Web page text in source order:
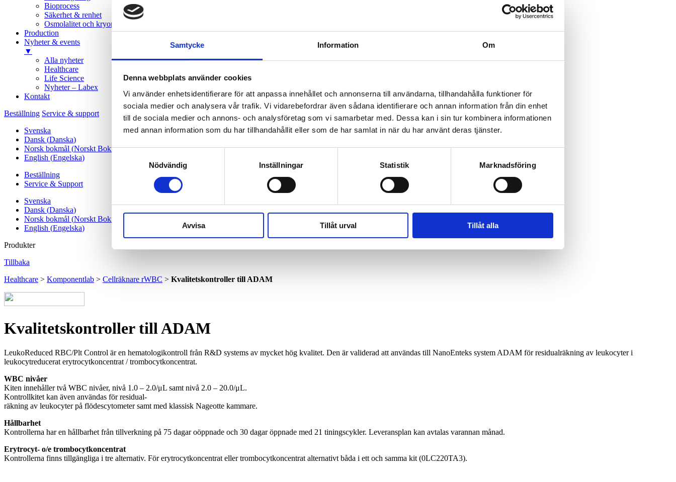
Samtycke Information Om
Denna webbplats använder cookies
Vi använder enhetsidentifierare för att anpassa innehållet och annonserna till användarna, tillhandahålla funktioner för
sociala medier och analysera vår trafik. Vi vidarebefordrar även sådana identifierare och annan information från din enhet
till de sociala medier och annons- och analysföretag som vi samarbetar med. Dessa kan i sin tur kombinera informationen
med annan information som du har tillhandahållit eller som de har samlat in när du har använt deras tjänster.
Samtyckesval
Nödvändig
Inställningar Statistik Marknadsföring
Avvisa Tillåt urval Tillåt alla
Bioprocess
Säkerhet & renhet
Osmolalitet och kryometri
Production
Nyheter & events
▼
Alla nyheter
Healthcare
Life Science
Nyheter – Labex
Kontakt
Beställning Service & support
Svenska
Dansk (Danska)
Norsk bokmål (Norskt Bokmål)
English (Engelska)
Beställning
Service & Support
Svenska
Dansk (Danska)
Norsk bokmål (Norskt Bokmål
English (Engelska)
Produkter
Tillbaka
Healthcare > Komponentlab > Cellräknare rWBC > Kvalitetskontroller till ADAM
Kvalitetskontroller till ADAM
LeukoReduced RBC/Plt Control är en hematologikontroll från R&D systems av mycket hög kvalitet. Den är validerad att användas till NanoEnteks system ADAM för residualräkning av leukocyter i
leukocytreducerat erytrocytkoncentrat / trombocytkoncentrat.
WBC nivåer
Kiten innehåller två WBC nivåer, nivå 1.0 – 2.0/μL samt nivå 2.0 – 20.0/μL.
Kontrollkitet kan även användas för residual-
räkning av leukocyter på flödescytometer samt med klassisk Nageotte kammare.
Hållbarhet
Kontrollerna har en hållbarhet från tillverkning på 75 dagar oöppnade och 30 dagar öppnade med 21 tiningscykler. Leveransplan kan avtalas varannan månad.
Erytrocyt- o/e trombocytkoncentrat
Kontrollerna finns tillgängliga i tre alternativ. För erytrocytkoncentrat eller trombocytkoncentrat alternativt båda i ett och samma kit (0LC220TA3).